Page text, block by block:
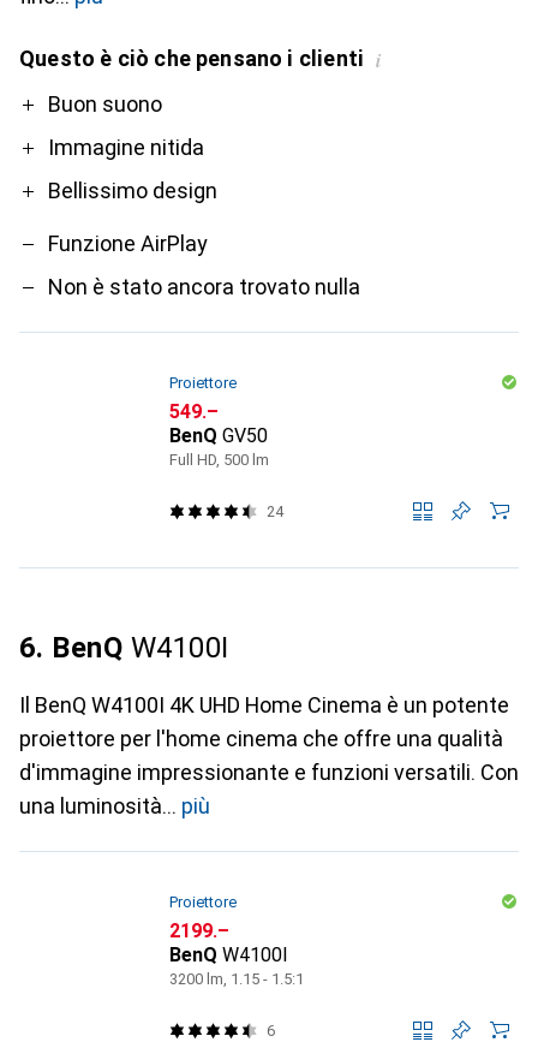
Questo è ciò che pensano i clienti i
ProBuon suono
Immagine nitida
Bellissimo design
Contro
Funzione AirPlay
Non è stato ancora trovato nulla
Proiettore
CHF
549.–
BenQ GV50
Full HD, 500 lm
24
6. BenQ W4100I
Il BenQ W4100I 4K UHD Home Cinema è un potente
proiettore per l'home cinema che offre una qualità
d'immagine impressionante e funzioni versatili. Con
una luminosità
più
Proiettore
CHF
2199.–
BenQ W4100I
3200 lm, 1.15 - 1.5:1
6